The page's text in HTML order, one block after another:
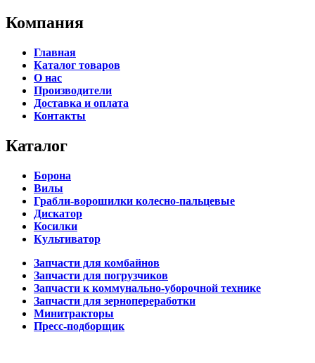
Компания
Главная
Каталог товаров
О нас
Производители
Доставка и оплата
Контакты
Каталог
Борона
Вилы
Грабли-ворошилки колесно-пальцевые
Дискатор
Косилки
Культиватор
Запчасти для комбайнов
Запчасти для погрузчиков
Запчасти к коммунально-уборочной технике
Запчасти для зернопереработки
Минитракторы
Пресс-подборщик